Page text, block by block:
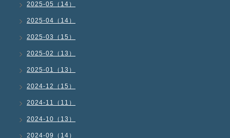
2025-05（14）
2025-04（14）
2025-03（15）
2025-02（13）
2025-01（13）
2024-12（15）
2024-11（11）
2024-10（13）
2024-09（14）